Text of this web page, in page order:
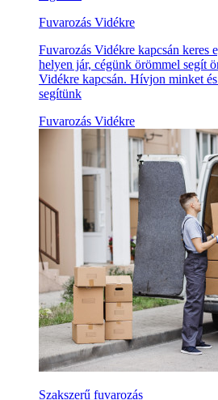
Fuvarozás Vidékre
Fuvarozás Vidékre kapcsán keres
helyen jár, cégünk örömmel segít
Vidékre kapcsán. Hívjon minket
segítünk
Fuvarozás Vidékre
Szakszerű fuvarozás